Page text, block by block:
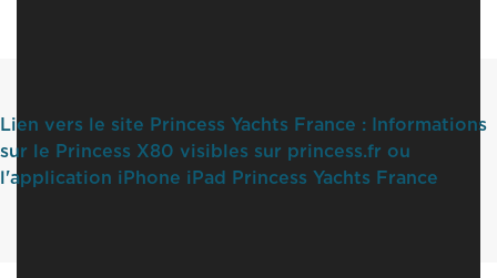
Lien vers le site Princess Yachts France : Informations
sur le Princess X80 visibles sur princess.fr ou
l'application iPhone iPad Princess Yachts France